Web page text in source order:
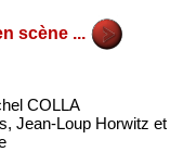
scène ...
COLLA
Jean-Loup Horwitz